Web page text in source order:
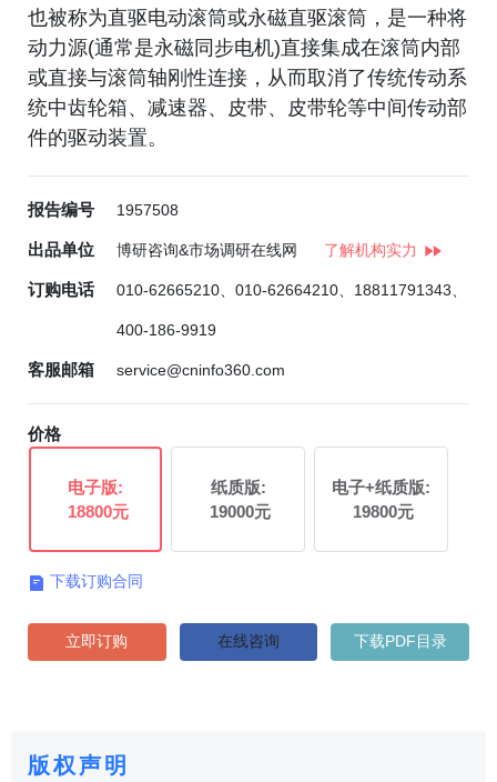
也被称为直驱电动滚筒或永磁直驱滚筒，是一种将
动力源(通常是永磁同步电机)直接集成在滚筒内部
或直接与滚筒轴刚性连接，从而取消了传统传动系
统中齿轮箱、减速器、皮带、皮带轮等中间传动部
件的驱动装置。
报告编号 1957508
出品单位 博研咨询&市场调研在线网 了解机构实力
订购电话 010-62665210、010-62664210、18811791343、
400-186-9919
客服邮箱 service@cninfo360.com
价格
电子版:
18800元
纸质版:
19000元
电子+纸质版:
19800元
 下载订购合同
立即订购 在线咨询 下载PDF目录
版权声明